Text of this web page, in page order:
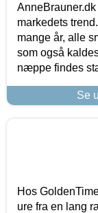
markedets
mange år, alle
som også
næppe findes
Se
Hos
ure fra en lang